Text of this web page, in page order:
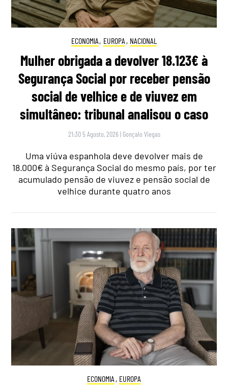
ECONOMIA, EUROPA , NACIONAL
Mulher obrigada a devolver 18.123€ à
Segurança Social por receber pensão
social de velhice e de viuvez em
simultâneo: tribunal analisou o caso
21:30 5 Agosto, 2026 | Gonçalo Viegas
Uma viúva espanhola deve devolver mais de
18.000€ à Segurança Social do mesmo país, por ter
acumulado pensão de viuvez e pensão social de
velhice durante quatro anos
ECONOMIA , EUROPA